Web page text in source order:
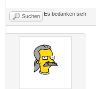
Suchen Es bedanken sich: